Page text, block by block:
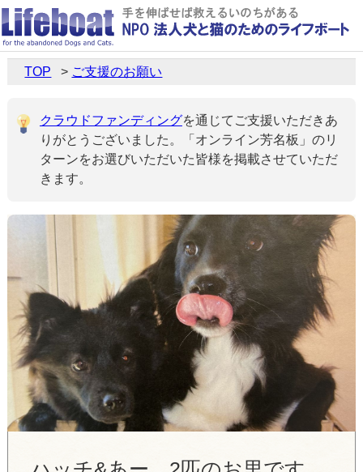
TOP ご支援のお願い
クラウドファンディングを通じてご支援いただきあ
りがとうございました。「オンライン芳名板」のリ
ターンをお選びいただいた皆様を掲載させていただ
きます。